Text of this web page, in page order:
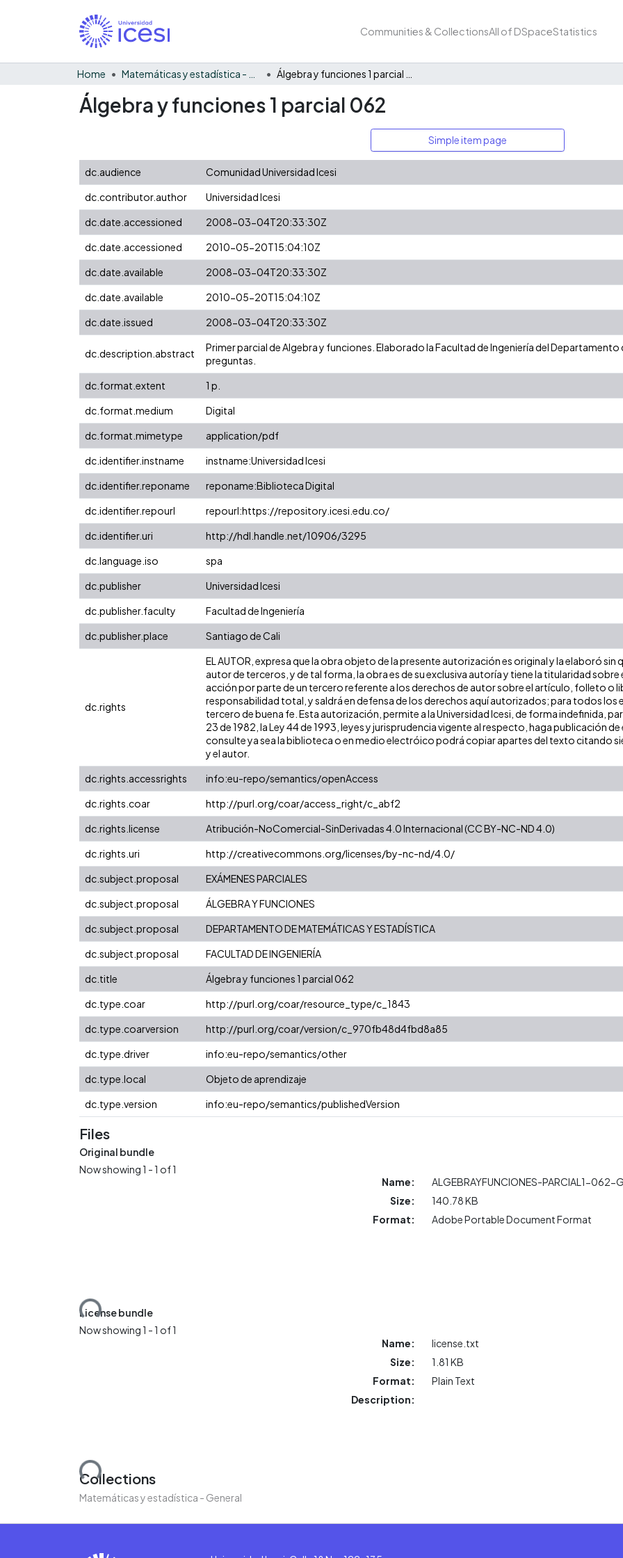
Communities & CollectionsAll of DSpaceStatistics
Home
Álgebra y funciones 1 parcial 062
Simple item page
dc.audience Comunidad Universidad Icesi
dc.contributor.author
Universidad Icesi
dc.date.accessioned
2008-03-04T20:33:30Z
dc.date.accessioned
2010-05-20T15:04:10Z
dc.date.available
2008-03-04T20:33:30Z
dc.date.available
2010-05-20T15:04:10Z
dc.date.issued
2008-03-04T20:33:30Z
dc.description.abstract
Primer parcial de Algebra y funciones. Elaborado la Facultad de Ingeniería del
preguntas.
dc.format.extent 1 p.
dc.format.medium
Digital
dc.format.mimetype
application/pdf
dc.identifier.instname
instname:Universidad Icesi
dc.identifier.reponame
reponame:Biblioteca Digital
dc.identifier.repourl
repourl:https://repository.icesi.edu.co/
dc.identifier.uri
http://hdl.handle.net/10906/3295
dc.language.iso
spa
dc.publisher
Universidad Icesi
dc.publisher.faculty
Facultad de Ingeniería
dc.publisher.place
Santiago de Cali
dc.rights
EL AUTOR, expresa que la obra objeto de la presente autorización es original y la elaboró
autor de terceros, y de tal forma, la obra es de su exclusiva autoría y tiene la titularidad sobre
acción por parte de un tercero referente a los derechos de autor sobre el artículo, folleto o
responsabilidad total, y saldrá en defensa de los derechos aquí autorizados; para todos los
tercero de buena fe. Esta autorización, permite a la Universidad Icesi, de forma indefinida,
23 de 1982, la Ley 44 de 1993, leyes y jurisprudencia vigente al respecto, haga publicación
consulte ya sea la biblioteca o en medio electróico podrá copiar apartes del texto citando
y el autor.
dc.rights.accessrights info:eu-repo/semantics/openAccess
dc.rights.coar
http://purl.org/coar/access_right/c_abf2
dc.rights.license
Atribución-NoComercial-SinDerivadas 4.0 Internacional (CC BY-NC-ND 4.0)
dc.rights.uri
http://creativecommons.org/licenses/by-nc-nd/4.0/
dc.subject.proposal
EXÁMENES PARCIALES
dc.subject.proposal
ÁLGEBRA Y FUNCIONES
dc.subject.proposal
DEPARTAMENTO DE MATEMÁTICAS Y ESTADÍSTICA
dc.subject.proposal
FACULTAD DE INGENIERÍA
dc.title
Álgebra y funciones 1 parcial 062
dc.type.coar
http://purl.org/coar/resource_type/c_1843
dc.type.coarversion
http://purl.org/coar/version/c_970fb48d4fbd8a85
dc.type.driver
info:eu-repo/semantics/other
dc.type.local
Objeto de aprendizaje
dc.type.version
info:eu-repo/semantics/publishedVersion
Files
Original bundle
Now showing1 - 1 of 1
Loading...
Name:
ALGEBRAYFUNCIONES-PARCIAL1-062-
Size:
140.78 KB
Format:
Adobe Portable Document Format
License bundle
Now showing1 - 1 of 1
Loading...
Name:
license.txt
Size:
1.81 KB
Format:
Plain Text
Description:
Collections
Matemáticas y estadística - General